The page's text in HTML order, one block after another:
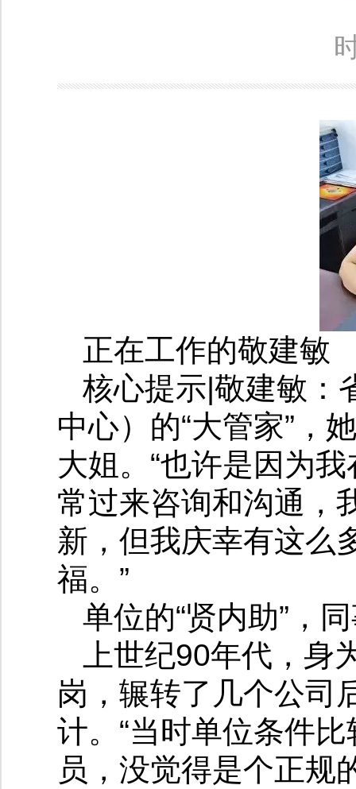
正在工作的敬建敏
核心提示|敬建敏：
中心）的“大管家”，
大姐。“也许是因为
常过来咨询和沟通，
新，但我庆幸有这么
福。”
单位的“贤内助”，
上世纪90年代，
岗，辗转了几个公司
计。“当时单位条件
员，没觉得是个正规